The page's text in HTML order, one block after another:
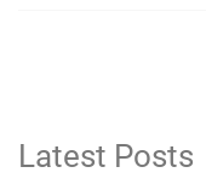
lLatest Posts